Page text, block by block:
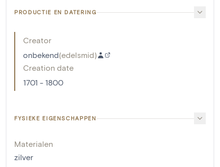
PRODUCTIE EN DATERING
Creator
onbekend(edelsmid)
Creation date
1701 - 1800
FYSIEKE EIGENSCHAPPEN
Materialen
zilver